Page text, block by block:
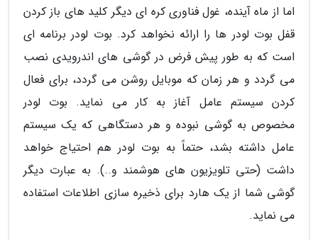
اما از ماه آینده، غول فناوری کره ای دیگر کلید های باز کردن
قفل بوت لودر ها را ارائه نخواهد کرد. بوت لودر برنامه ای
است که به طور پیش فرض در گوشی های اندرویدی نصب
می گردد و هر زمان که موبایل روشن می گردد، برای فعال
کردن سیستم عامل آغاز به کار می نماید. بوت لودر
مخصوص به گوشی نبوده و هر دستگاهی که یک سیستم
عامل داشته بشد، حتماً به بوت لودر هم احتیاج خواهد
داشت (حتی تلویزیون های هوشمند و..). به عبارت دیگر
گوشی شما از یک هارد برای ذخیره سازی اطلاعات استفاده
می نماید.